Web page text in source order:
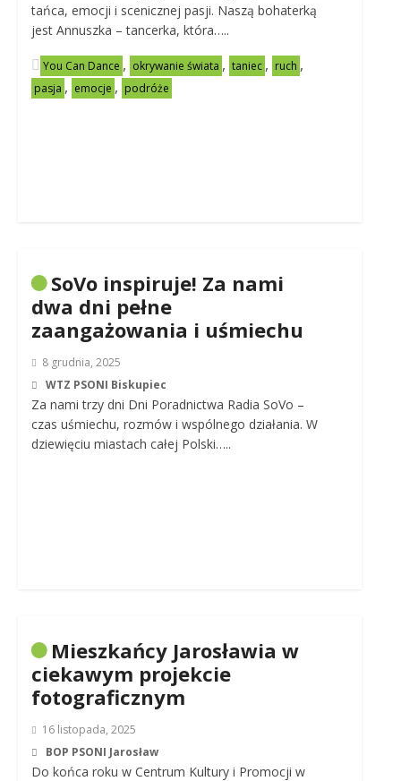
tańca, emocji i scenicznej pasji. Naszą bohaterką
jest Annuszka – tancerka, która…..
You Can Dance , okrywanie świata , taniec , ruch ,
pasja , emocje , podróże
SoVo inspiruje! Za nami
dwa dni pełne
zaangażowania i uśmiechu
8 grudnia, 2025
WTZ PSONI Biskupiec
Za nami trzy dni Dni Poradnictwa Radia SoVo –
czas uśmiechu, rozmów i wspólnego działania. W
dziewięciu miastach całej Polski…..
Mieszkańcy Jarosławia w
ciekawym projekcie
fotograficznym
16 listopada, 2025
BOP PSONI Jarosław
Do końca roku w Centrum Kultury i Promocji w